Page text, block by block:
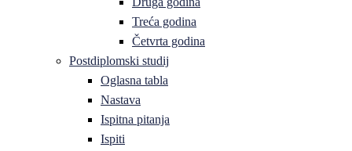
Treća godina
Četvrta godina
Postdiplomski studij
Oglasna tabla
Nastava
Ispitna pitanja
Ispiti